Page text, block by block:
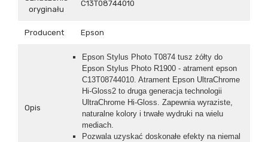
oryginału
C13T08744010
Producent Epson
Opis
Epson Stylus Photo T0874 tusz żółty do
Epson Stylus Photo R1900 - atrament epson
C13T08744010. Atrament Epson UltraChrome
Hi-Gloss2 to druga generacja technologii
UltraChrome Hi-Gloss. Zapewnia wyraziste,
naturalne kolory i trwałe wydruki na wielu
mediach.
Pozwala uzyskać doskonałe efekty na niemal